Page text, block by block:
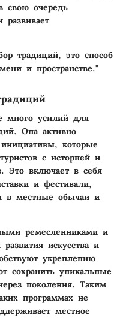
свою очередь
развивает
традиций, это способ
и пространстве."
много усилий для
Она активно
которые
с историей и
Это включает в себя
и фестивали,
в местные обычаи и
ремесленниками и
искусства и
укреплению
сохранить уникальные
поколения. Таким
программах не
местное